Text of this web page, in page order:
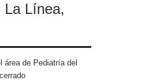
que con 14 años ha
de inglés C2
refuerza la presencia
La Línea,